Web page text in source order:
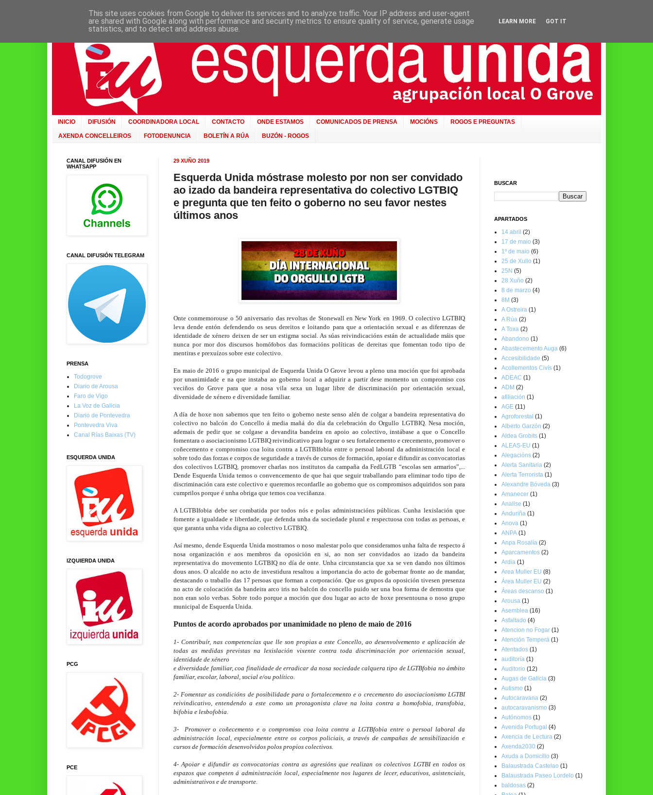
INICIO DIFUSIÓN COORDINADORA LOCAL CONTACTO ONDE ESTAMOS COMUNICADOS DE PRENSA MOCIÓNS ROGOS E PREGUNTAS
AXENDA CONCELLEIROS FOTODENUNCIA BOLETÍN A RÚA BUZÓN - ROGOS
29 XUÑO 2019
Esquerda Unida móstrase molesto por non ser convidado
ao izado da bandeira representativa do colectivo LGTBIQ
e pregunta que ten feito o goberno no seu favor nestes
últimos anos
Onte conmemorouse o 50 aniversario das revoltas de Stonewall en New York en 1969. O colectivo LGTBIQ
leva dende entón defendendo os seus dereitos e loitando para que a orientación sexual e as diferenzas de
identidade de xénero deixen de ser un estigma social. As súas reivindicacións están de actualidade máis que
nunca por mor dos discursos homófobos das formacións políticas de dereitas que fomentan todo tipo de
mentiras e prexuízos sobre este colectivo.
En maio de 2016 o grupo municipal de Esquerda Unida O Grove levou a pleno una moción que foi aprobada
por unanimidade e na que instaba ao goberno local a adquirir a partir dese momento un compromiso cos
veciños do Grove para que a nosa vila sexa un lugar libre de discriminación por orientación sexual,
diversidade de xénero e diversidade familiar.
A día de hoxe non sabemos que ten feito o goberno neste senso alén de colgar a bandeira representativa do
colectivo no balcón do Concello á media mañá do día da celebración do Orgullo LGTBIQ. Nesa moción,
ademais de pedir que se colgase a devandita bandeira en apoio ao colectivo, instábase a que o Concello
fomentara o asociacionismo LGTBIQ reivindicativo para lograr o seu fortalecemento e crecemento, promover o
coñecemento e compromiso coa loita contra a LGTBIfobia entre o persoal laboral da administración local e
sobre todo das forzas e corpos de seguridade a través de cursos de formación, apoiar e difundir as convocatorias
dos colectivos LGTBIQ, promover charlas nos institutos da campaña da FedLGTB “escolas sen armarios”,...
Dende Esquerda Unida temos o convencemento de que hai que seguir traballando para eliminar todo tipo de
discriminación cara este colectivo e queremos recordarlle ao goberno que os compromisos adquiridos son para
cumprilos porque é unha obriga que temos coa veciñanza.
A LGTBIfobia debe ser combatida por todos nós e polas administracións públicas. Cunha lexislación que
fomente a igualdade e liberdade, que defenda unha da sociedade plural e respectuosa con todas as persoas, e
que garanta unha vida digna ao colectivo LGTBIQ.
Así mesmo, dende Esquerda Unida mostramos o noso malestar polo que consideramos unha falta de respecto á
nosa organización e aos membros da oposición en si, ao non ser convidados ao izado da bandeira
representativa do movemento LGTBIQ no día de onte. Unha circunstancia que xa se ven dando nos últimos
dous anos. O alcalde no acto de investidura resaltou a importancia do acto de gobernar fronte ao de mandar,
destacando o traballo das 17 persoas que forman a corporación. Que os grupos da oposición tivesen presenza
no acto de colocación da bandeira arco iris no balcón do concello puido ser una boa forma de demostra que
non eran solo verbas. Sobre todo porque a moción que dou lugar ao acto de hoxe presentouna o noso grupo
municipal de Esquerda Unida.
Puntos de acordo aprobados por unanimidade no pleno de maio de 2016
1- Contribuír, nas competencias que lle son propias a este Concello, ao desenvolvemento e aplicación de
todas as medidas previstas na lexislación vixente contra toda discriminación por orientación sexual,
identidade de xénero
e diversidade familiar, coa finalidade de erradicar da nosa sociedade calquera tipo de LGTBfobia no ámbito
familiar, escolar, laboral, social e/ou político.
2- Fomentar as condicións de posibilidade para o fortalecemento e o crecemento do asociacionismo LGTBI
reivindicativo, entendendo a este como un protagonista clave na loita contra a homofobia, transfobia,
bifobia e lesbofobia.
3-  Promover o coñecemento e o compromiso coa loita contra a LGTBfobia entre o persoal laboral da
administración local, especialmente entre os corpos policiais, a través de campañas de sensibilización e
cursos de formación desenvolvidos polos propios colectivos.
4- Apoiar e difundir as convocatorias contra as agresións que realizan os colectivos LGTBI en todos os
espazos que competen á administración local, especialmente nos lugares de lecer, educativos, asistenciais,
administrativos e de transporte.
CANAL DIFUSIÓN EN
WHATSAPP
CANAL DIFUSIÓN TELEGRAM
PRENSA
Todogrove
Diario de Arousa
Faro de Vigo
La Voz de Galicia
Diario de Pontevedra
Pontevedra Viva
Canal Rías Baixas (TV)
ESQUERDA UNIDA
IZQUIERDA UNIDA
PCG
PCE
BUSCAR
APARTADOS
14 abril (2)
17 de maio (3)
1º de maio (6)
25 de Xullo (1)
25N (5)
28 Xuño (2)
8 de marzo (4)
8M (3)
A Ostreira (1)
A Rúa (2)
A Toxa (2)
Abandono (1)
Abastecemento Auga (6)
Accesibilidade (5)
Acollementos Civís (1)
ADEAC (1)
ADM (2)
afiliación (1)
AGE (11)
Agroforestal (1)
Alberto Garzón (2)
Aldea Grobits (1)
ALEAS-EU (1)
Alegacións (2)
Alerta Sanitaria (2)
Alerta Terrorista (1)
Alexandre Bóveda (3)
Amanecer (1)
Analise (1)
Anduriña (1)
Anova (1)
ANPA (1)
Anpa Rosalía (2)
Aparcamentos (2)
Ardia (1)
Area Muller EU (8)
Área Muller EU (2)
Áreas descanso (1)
Arousa (1)
Asemblea (16)
Asfaltado (4)
Atencion no Fogar (1)
Atención Temperá (1)
Atentados (1)
auditoría (1)
Auditorio (12)
Augas de Galicia (3)
Autismo (1)
Autocaravana (2)
autocaravanismo (3)
Autónomos (1)
Avenida Portugal (4)
Axencia de Lectura (2)
Axenda2030 (2)
Axuda a Domicilio (3)
Balaustrada Castelao (1)
Balaustrada Paseo Lordelo (1)
baldosas (2)
This site uses cookies from Google to deliver its services and to analyze traffic. Your IP address and user-agent
are shared with Google along with performance and security metrics to ensure quality of service, generate usage
statistics, and to detect and address abuse.
LEARN MORE GOT IT